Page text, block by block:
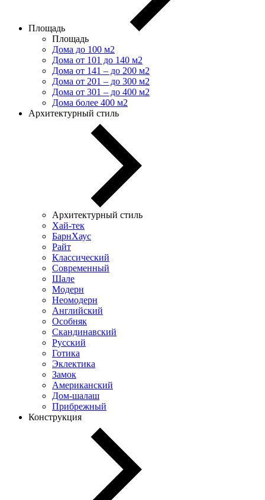
Площадь
Площадь
Дома до 100 м2
Дома от 101 до 140 м2
Дома от 141 – до 200 м2
Дома от 201 – до 300 м2
Дома от 301 – до 400 м2
Дома более 400 м2
Архитектурный стиль
Архитектурный стиль
Хай-тек
БарнХаус
Райт
Классический
Современный
Шале
Модерн
Неомодерн
Английский
Особняк
Скандинавский
Русский
Готика
Эклектика
Замок
Американский
Дом-шалаш
Прибрежный
Конструкция